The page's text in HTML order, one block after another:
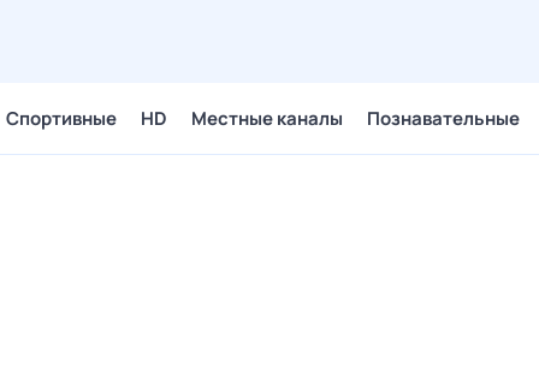
Спортивные HD Местные каналы Познавательные